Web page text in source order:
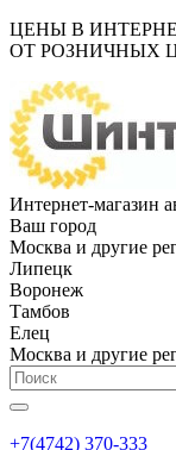
ЦЕНЫ В
ОТ РОЗНИЧНЫХ
Интернет-магазин
Ваш город
Москва и другие
Липецк
Воронеж
Тамбов
Елец
Москва и другие
+7(4742) 370-333